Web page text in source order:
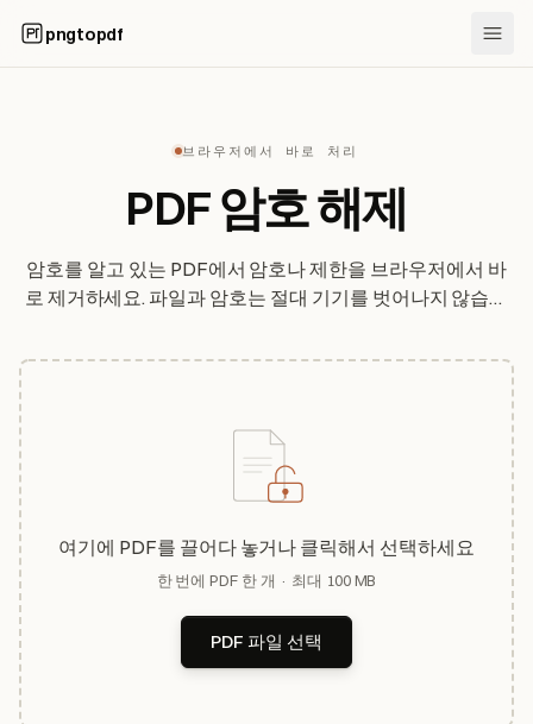
pngtopdf
브라우저에서 바로 처리
PDF 암호 해제
암호를 알고 있는 PDF에서 암호나 제한을 브라우저에서 바
로 제거하세요. 파일과 암호는 절대 기기를 벗어나지 않습니
여기에 PDF를 끌어다 놓거나 클릭해서 선택하세요
한 번에 PDF 한 개 · 최대 100 MB
PDF 파일 선택